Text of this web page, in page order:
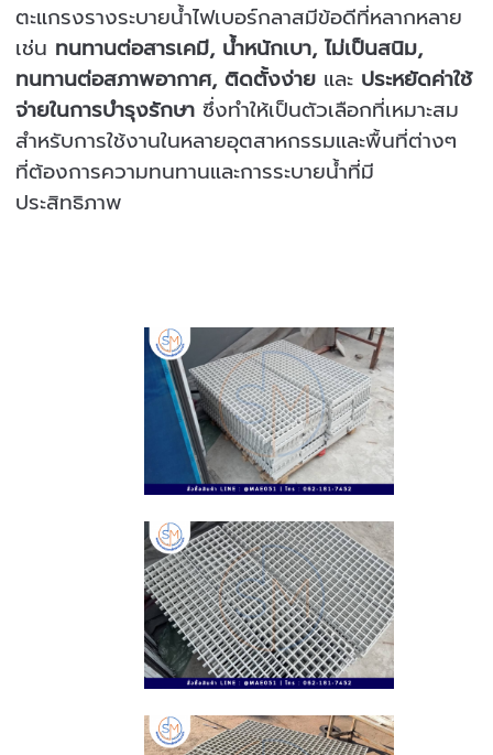
ตะแกรงรางระบายน้ำไฟเบอร์กลาสมีข้อดีที่หลากหลาย
เช่น ทนทานต่อสารเคมี, น้ำหนักเบา, ไม่เป็นสนิม,
ทนทานต่อสภาพอากาศ, ติดตั้งง่าย และ ประหยัดค่าใช้
จ่ายในการบำรุงรักษา ซึ่งทำให้เป็นตัวเลือกที่เหมาะสม
สำหรับการใช้งานในหลายอุตสาหกรรมและพื้นที่ต่างๆ
ที่ต้องการความทนทานและการระบายน้ำที่มี
ประสิทธิภาพ